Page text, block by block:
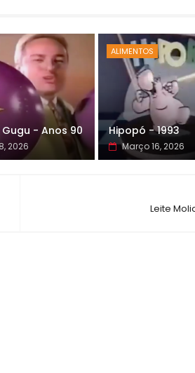
- Anos 90
2026
ALIMENTOS
Hipopó - 1993
Março 16, 2026
Leite